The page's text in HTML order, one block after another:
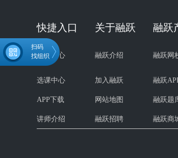
扫码
找组织
微信扫码关注公众号 领取CMA学习资料
快捷入口 关于融跃 融跃
试听中心 融跃介绍 融跃网
选课中心 加入融跃 融跃
APP下载 网站地图 融跃题
讲师介绍 融跃招聘 融跃商